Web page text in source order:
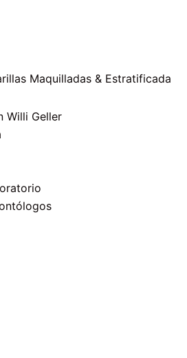
Carillas Maquilladas
Willi Geller